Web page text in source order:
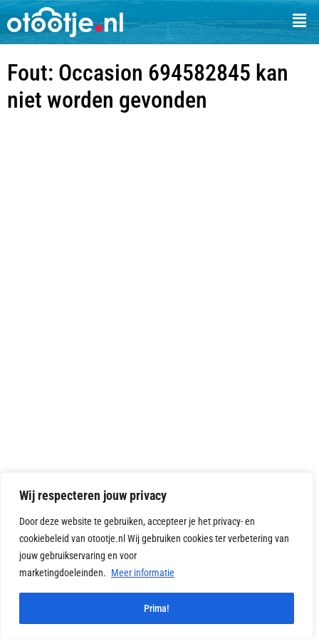
Wij respecteren jouw privacy
Door deze website te gebruiken, accepteer je het privacy- en
cookiebeleid van otootje.nl Wij gebruiken cookies ter verbetering van
jouw gebruikservaring en voor
marketingdoeleinden. Meer informatie
Prima!
Fout: Occasion 694582845 kan
niet worden gevonden